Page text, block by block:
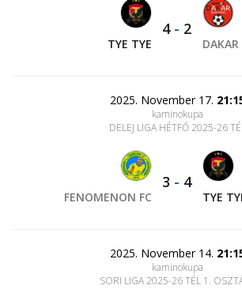
TYE TYE
4- 2
2025. November 17.
kaminokupa
DELEJ LIGA HÉTFŐ 2025-26
FENOMENON FC
3 - 4
TYE
2025. November 14.
kaminokupa
SORI LIGA 2025-26 TÉL 1.